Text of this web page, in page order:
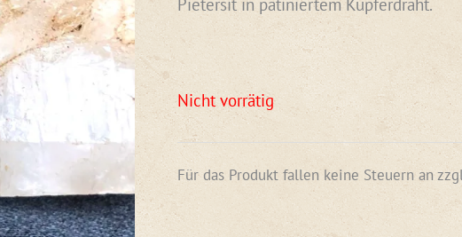
Nicht vorrätig
Für das Produkt fallen keine Steuern an